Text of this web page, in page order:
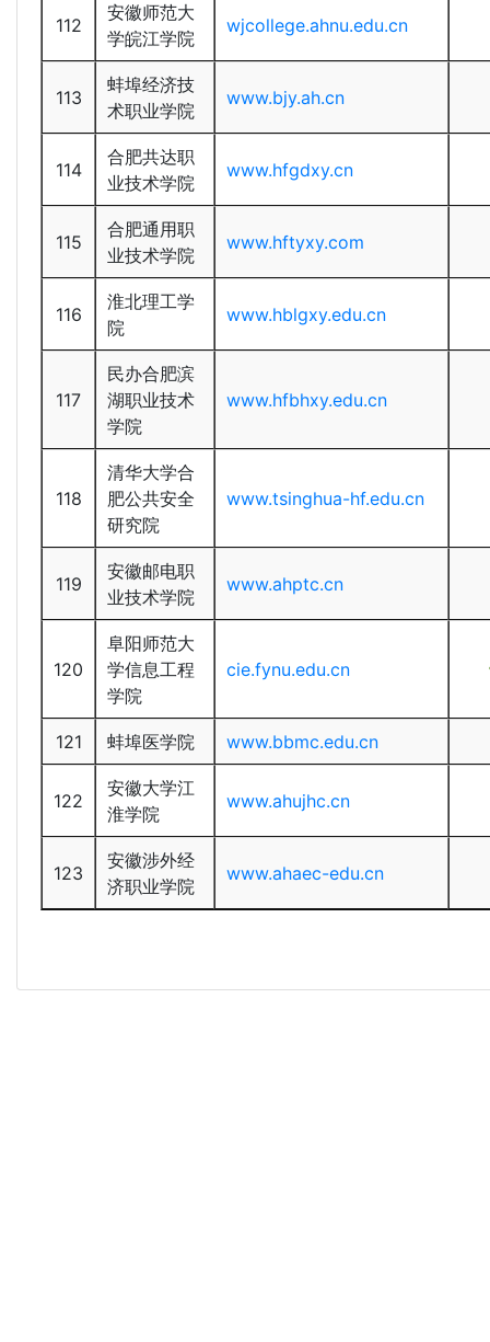
112
安徽师范大
学皖江学院
wjcollege.ahnu.edu.cn
113
蚌埠经济技
术职业学院
www.bjy.ah.cn
114
合肥共达职
业技术学院
www.hfgdxy.cn
115
合肥通用职
业技术学院
www.hftyxy.com
116
淮北理工学
院
www.hblgxy.edu.cn
117
民办合肥滨
湖职业技术
学院
www.hfbhxy.edu.cn
118
清华大学合
肥公共安全
研究院
www.tsinghua-hf.edu.cn
119
安徽邮电职
业技术学院
www.ahptc.cn
120
阜阳师范大
学信息工程
学院
cie.fynu.edu.cn
121 蚌埠医学院 www.bbmc.edu.cn
122
安徽大学江
淮学院
www.ahujhc.cn
123
安徽涉外经
济职业学院
www.ahaec-edu.cn